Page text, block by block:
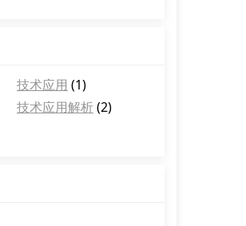
技术应用 (1)
技术应用解析(2)